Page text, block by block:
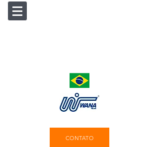
CONTATO